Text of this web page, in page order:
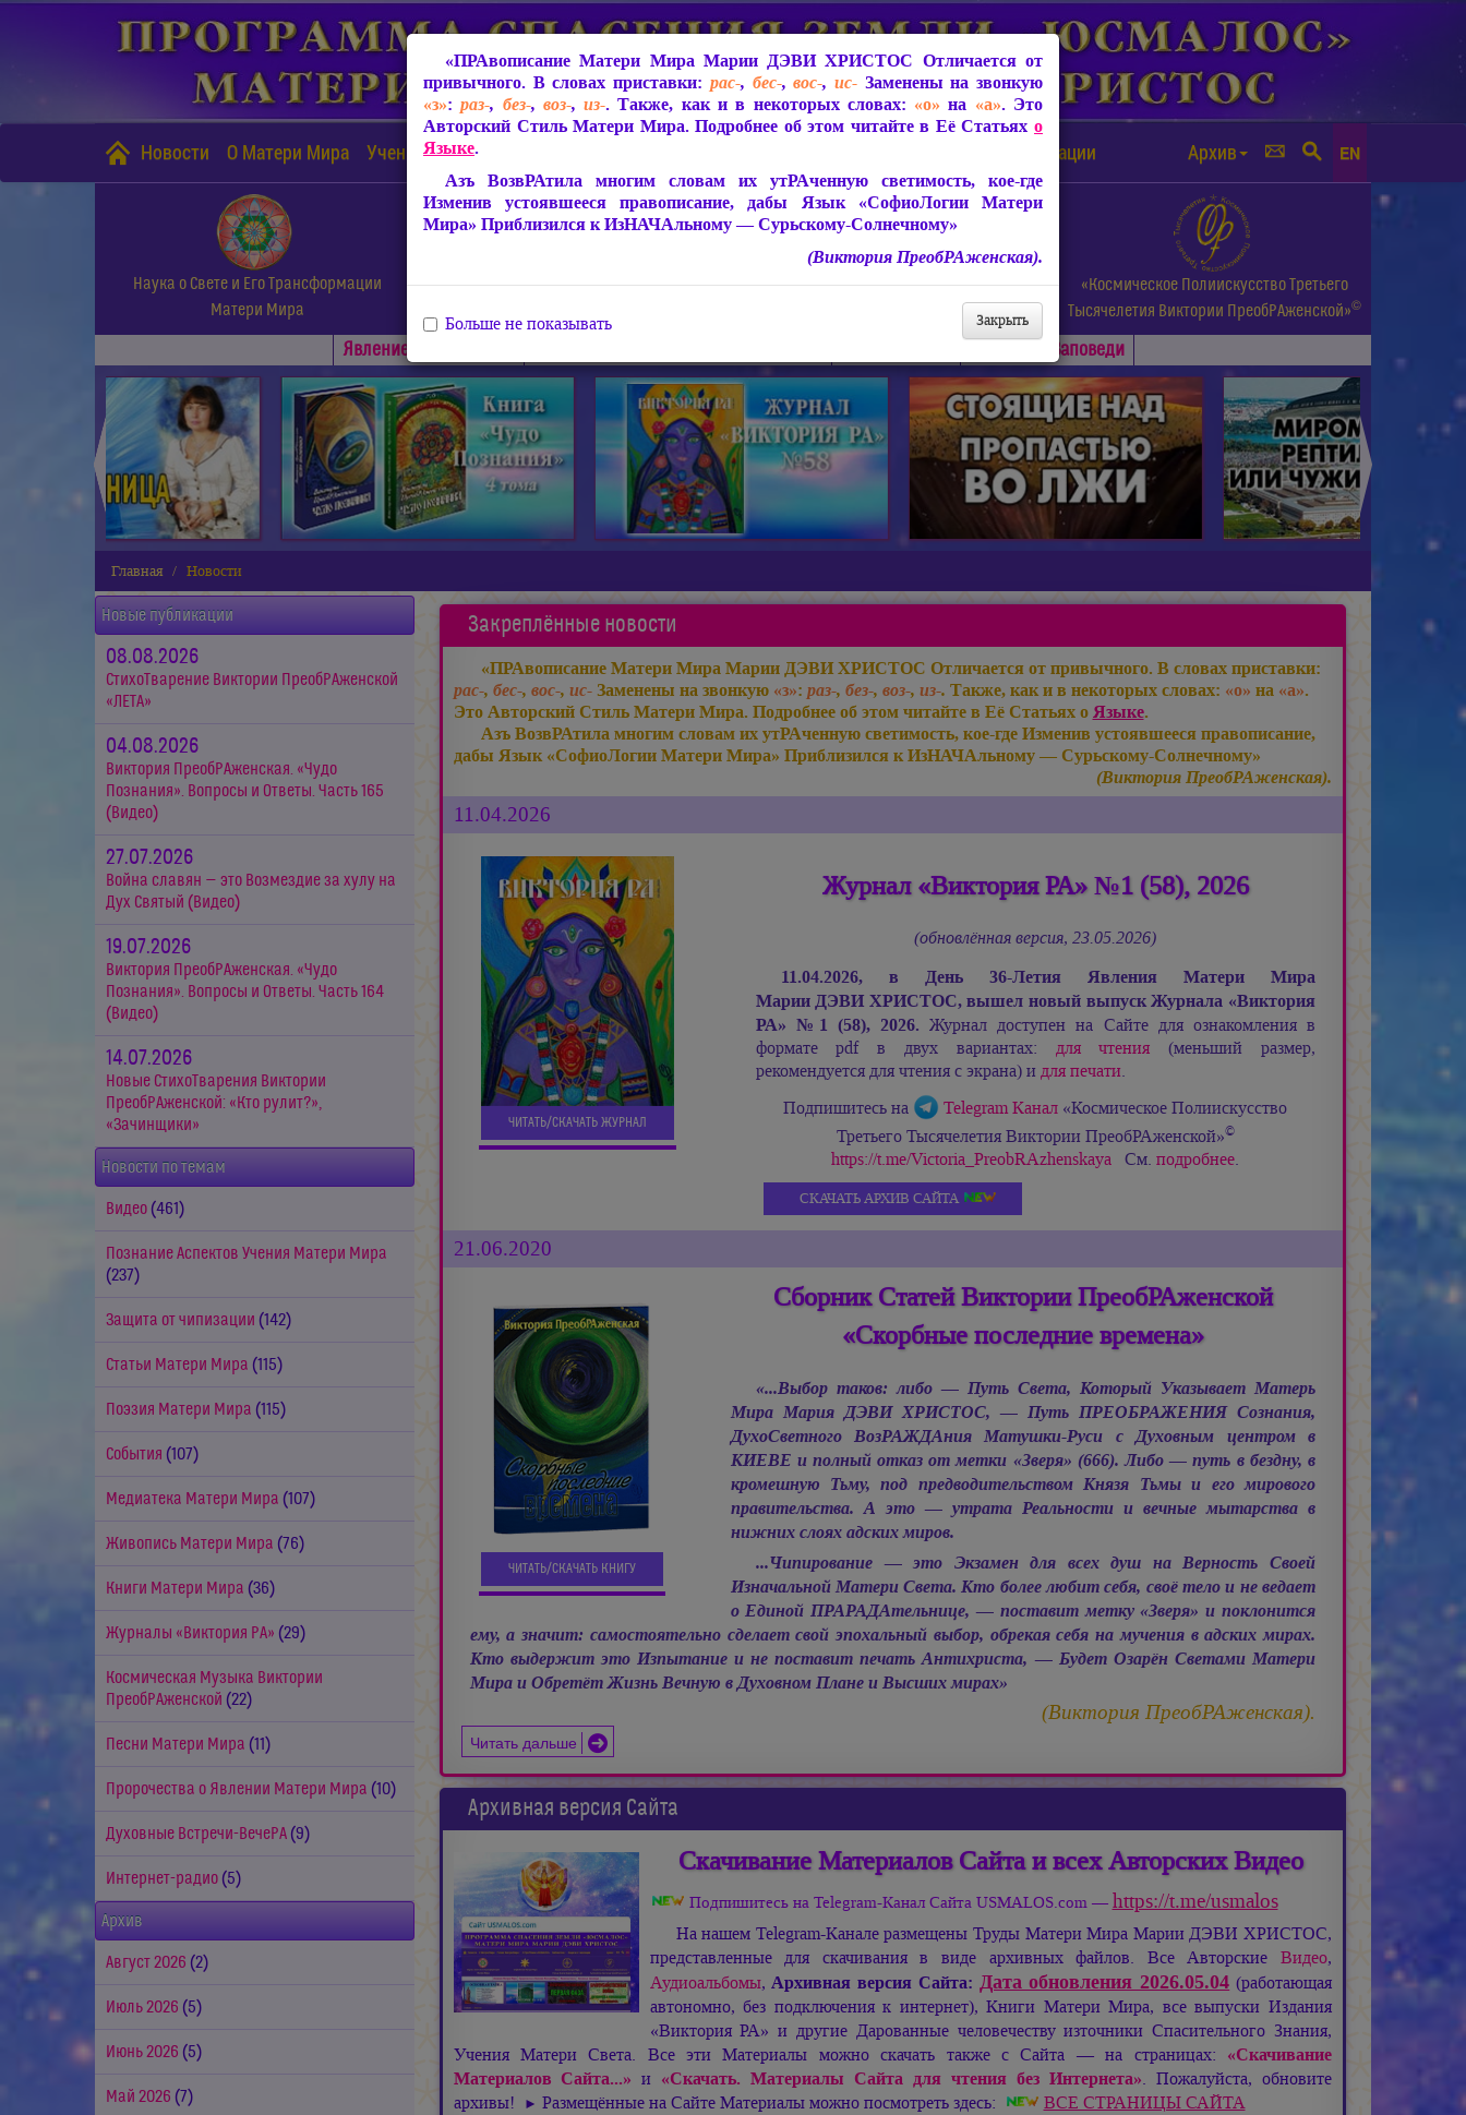
Новости О Матери Мира Учение Матери Мира Защита от чипизации Архив EN
Наука о Свете и Его Трансформации
Матери Мира
СофиоЛогия Матери Мира
Живое Слово Матери Мира.
Статьи, Книги, Видео, Аудио и др.
«Космическое Полиискусство Третьего
Тысячелетия Виктории ПреобРАженской»©
Явлениe Матери Мира Заповеди
◄ ►
Главная Новости
Новые публикации
08.08.2026
СтихоТварение Виктории ПреобРАженской
«ЛЕТА»
04.08.2026
Виктория ПреобРАженская. «Чудо
Познания». Вопросы и Ответы. Часть 165
(Видео)
27.07.2026
Война славян — это Возмездие за хулу на
Дух Святый (Видео)
19.07.2026
Виктория ПреобРАженская. «Чудо
Познания». Вопросы и Ответы. Часть 164
(Видео)
14.07.2026
Новые СтихоТварения Виктории
ПреобРАженской: «Кто рулит?»,
«Зачинщики»
Новости по темам
Видео (461)
Познание Аспектов Учения Матери Мира
(237)
Защита от чипизации (142)
Статьи Матери Мира (115)
Поэзия Матери Мира (115)
События (107)
Медиатека Матери Мира (107)
Живопись Матери Мира (76)
Книги Матери Мира (36)
Журналы «Виктория РА» (29)
Космическая Музыка Виктории
ПреобРАженской (22)
Песни Матери Мира (11)
Пророчества о Явлении Матери Мира (10)
Духовные Встречи-ВечеРА (9)
Интернет-радио (5)
Архив
Август 2026 (2)
Июль 2026 (5)
Июнь 2026 (5)
Май 2026 (7)
Закреплённые новости
«ПРАвописание Матери МираМарии ДЭВИ ХРИСТОС Отличается от привычного. В словах приставки:
рас-, бес-, вос-, ис-Заменены на звонкую «з»: раз-, без-, воз-, из-. Также, как и в некоторых словах: «о» на «а».
Это Авторский Стиль Матери Мира. Подробнее об этом читайте в Её Статьях оЯзыке.
Азъ ВозвРАтила многим словам их утРАченную светимость, кое-где Изменив устоявшееся правописание,
дабы Язык «СофиоЛогии Матери Мира» Приблизился к ИзНАЧАльному — Сурьскому-Солнечному»
(Виктория ПреобРАженская).
11.04.2026
ЧИТАТЬ/СКАЧАТЬ ЖУРНАЛ
Журнал «Виктория РА» №1 (58), 2026
(обновлённая версия, 23.05.2026)
11.04.2026, в День 36-Летия Явления Матери Мира
Марии ДЭВИ ХРИСТОС,вышел новый выпуск Журнала «Виктория
РА» № 1 (58), 2026. Журнал доступен на Сайте для ознакомления в
формате pdf в двух вариантах: для чтения (меньший размер,
рекомендуется для чтения с экрана) и для печати.
Подпишитесь на
Telegram Канал «Космическое Полиискусство
Третьего Тысячелетия Виктории ПреобРАженской»©
https://t.me/Victoria_PreobRAzhenskaya См.подробнее.
СКАЧАТЬ АРХИВ САЙТА
21.06.2020
ЧИТАТЬ/СКАЧАТЬ КНИГУ
Сборник Статей Виктории ПреобРАженской
«Скорбные последние времена»
«...Выбор таков: либо — Путь Света, Который Указывает Матерь
Мира Мария ДЭВИ ХРИСТОС, —Путь ПРЕОБРАЖЕНИЯ Сознания,
ДухоСветного ВозРАЖДАния Матушки-Руси с Духовным центром в
КИЕВЕ и полный отказ от метки «Зверя» (666). Либо — путь в бездну, в
кромешную Тьму, под предводительством Князя Тьмы и его мирового
правительства. А это — утрата Реальности и вечные мытарства в
нижних слоях адских миров.
...Чипирование — это Экзамен для всех душ на Верность Своей
Изначальной Матери Света. Кто более любит себя, своё тело и не ведает
о Единой ПРАРАДАтельнице, — поставит метку «Зверя» и поклонится
ему, а значит: самостоятельно сделает свой эпохальный выбор, обрекая себя на мучения в адских мирах.
Кто выдержит это Изпытание и не поставит печать Антихриста, — Будет Озарён Светами Матери
Мира и Обретёт Жизнь Вечную в Духовном Плане и Высших мирах»
(Виктория ПреобРАженская).
Читать дальше
Архивная версия Сайта
Скачивание Материалов Сайта и всех Авторских Видео
Подпишитесь на Telegram-Канал Сайта USMALOS.com — https://t.me/usmalos
На нашем Telegram-Канале размещены Труды Матери Мира Марии ДЭВИ ХРИСТОС,
представленные для скачивания в виде архивных файлов. Все Авторские Видео,
Аудиоальбомы,Архивная версия Сайта: Дата обновления 2026.05.04 (работающая
автономно, без подключения к интернет), Книги Матери Мира, все выпуски Издания
«Виктория РА» и другие Дарованные человечеству източники Спасительного Знания,
Учения Матери Света. Все эти Материалы можно скачать также с Сайта — на страницах: «Скачивание
Материалов Сайта...» и «Скачать. Материалы Сайта для чтения без Интернета». Пожалуйста, обновите
архивы!
► Размещённые на Сайте Материалы можно посмотреть здесь:
ВСЕ СТРАНИЦЫ САЙТА
«ПРАвописание Матери Мира Марии ДЭВИ ХРИСТОС Отличается от
привычного. В словах приставки: рас-, бес-,вос-, ис-Заменены на звонкую
«з»:раз-, без-, воз-,из-. Также, как и в некоторых словах: «о» на «а». Это
Авторский Стиль Матери Мира. Подробнее об этом читайте в Её Статьях о
Языке.
Азъ ВозвРАтила многим словам их утРАченную светимость, кое-где
Изменив устоявшееся правописание, дабы Язык «СофиоЛогии Матери
Мира» Приблизился к ИзНАЧАльному — Сурьскому-Солнечному»
(Виктория ПреобРАженская).
Закрыть
Больше не показывать